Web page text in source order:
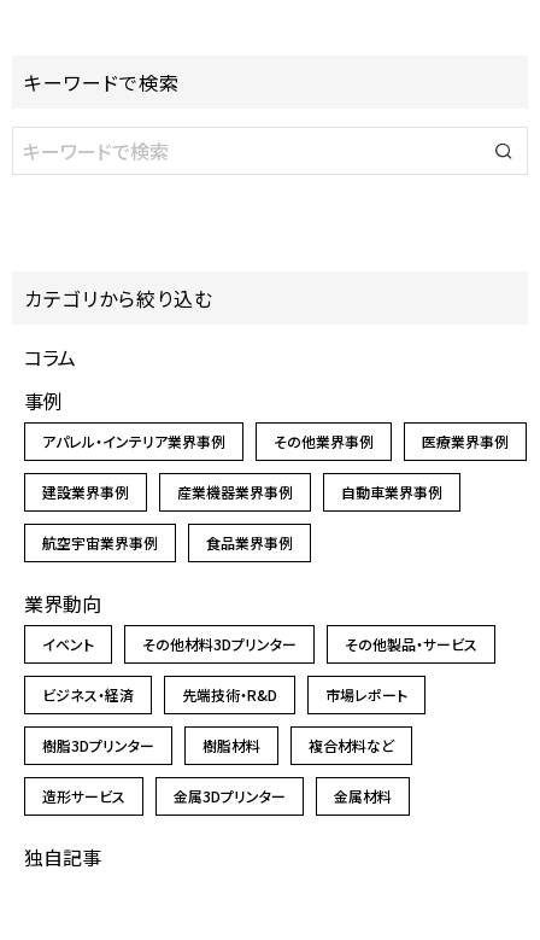
キーワードで検索
カテゴリから絞り込む
コラム
事例
アパレル・インテリア業界事例 その他業界事例 医療業界事例
建設業界事例 産業機器業界事例 自動車業界事例
航空宇宙業界事例 食品業界事例
業界動向
イベント その他材料3Dプリンター その他製品・サービス
ビジネス・経済 先端技術・R&D 市場レポート
樹脂3Dプリンター 樹脂材料 複合材料など
造形サービス 金属3Dプリンター 金属材料
独自記事